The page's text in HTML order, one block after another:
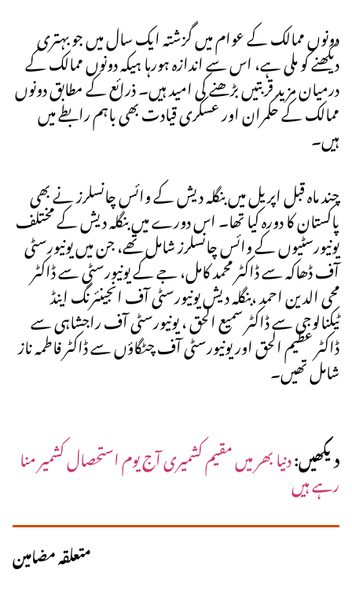
دونوں ممالک کے عوام میں گزشتہ ایک سال میں جو بہتری
دیکھنے کو ملی ہے، اس سے اندازہ ہورہا ہیکہ دونوں ممالک کے
درمیان مزید قربتیں بڑھنے کی امید ہیں۔ ذرائع کے مطابق دونوں
ممالک کے حکمران اور عسکری قیادت بھی باہم رابطے میں
ہیں۔
چند ماہ قبل اپریل میں بنگلہ دیش کے وائس چانسلرز نے بھی
پاکستان کا دورہ کیا تھا۔ اس دورے میں بنگلہ دیش کے مختلف
یونیورسٹیوں کے وائس چانسلرز شامل تھے، جن میں یونیورسٹی
آف ڈھاکہ سے ڈاکٹر محمد کامل، جے کے یونیورسٹی سے ڈاکٹر
محی الدین احمد ،بنگلہ دیش یونیورسٹی آف انجینئرنگ اینڈ
ٹیکنالوجی سے ڈاکٹر سمیع الحق ، یونیورسٹی آف راجشاہی سے
ڈاکٹر عظیم الحق اور یونیورسٹی آف چٹگاؤں سے ڈاکٹر فاطمہ ناز
شامل تھیں۔
دیکھیں:دنیا بھر میں مقیم کشمیری آج یوم استحصال کشمیر منا
رہے ہیں
متعلقہ مضامین